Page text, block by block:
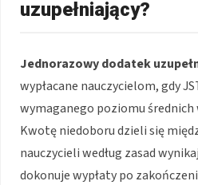
uzupełniający?
Jednorazowy dodatek
wypłacane nauczycielom, gdy
wymaganego poziomu średnich
Kwotę niedoboru dzieli się
nauczycieli według zasad
dokonuje wypłaty po